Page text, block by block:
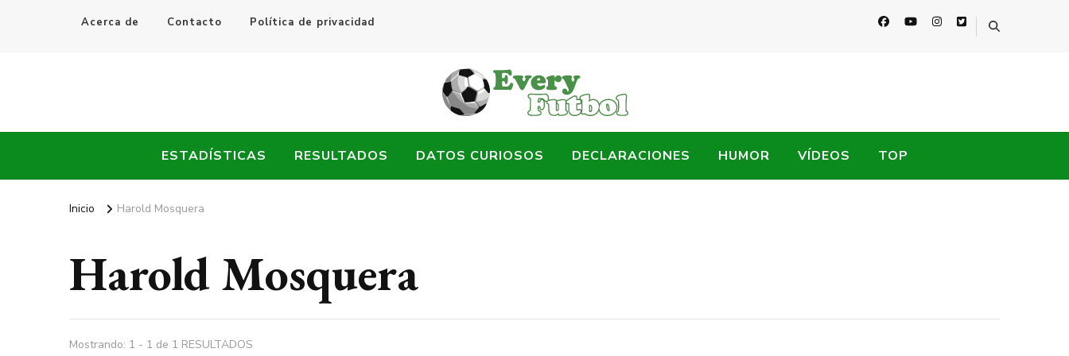
Acerca de Contacto Política de privacidad
Every Fútbol
ESTADÍSTICAS RESULTADOS DATOS CURIOSOS DECLARACIONES HUMOR VÍDEOS TOP
Inicio Harold Mosquera
Harold Mosquera
Mostrando: 1 - 1 de 1 RESULTADOS